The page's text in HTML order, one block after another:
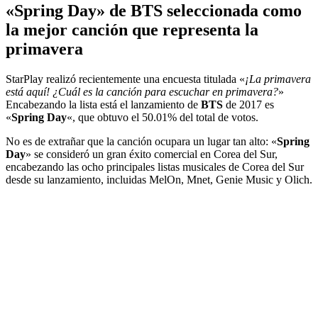
«Spring Day» de BTS seleccionada como
la mejor canción que representa la
primavera
StarPlay realizó recientemente una encuesta titulada «¡La primavera
está aquí! ¿Cuál es la canción para escuchar en primavera?»
Encabezando la lista está el lanzamiento de BTS de 2017 es
«Spring Day«, que obtuvo el 50.01% del total de votos.
No es de extrañar que la canción ocupara un lugar tan alto: «Spring
Day» se consideró un gran éxito comercial en Corea del Sur,
encabezando las ocho principales listas musicales de Corea del Sur
desde su lanzamiento, incluidas MelOn, Mnet, Genie Music y Olich.